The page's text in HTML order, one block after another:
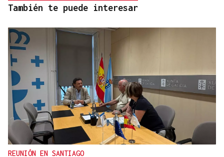
También te puede interesar
REUNIÓN EN SANTIAGO